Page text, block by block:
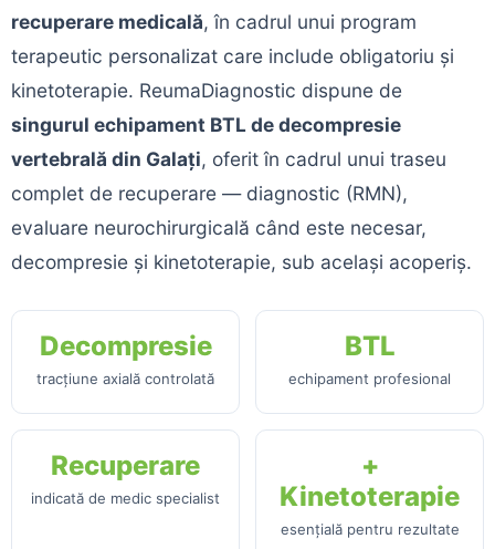
recuperare medicală, în cadrul unui program
terapeutic personalizat care include obligatoriu și
kinetoterapie. ReumaDiagnostic dispune de
singurul echipament BTL de decompresie
vertebrală din Galați, oferit în cadrul unui traseu
complet de recuperare — diagnostic (RMN),
evaluare neurochirurgicală când este necesar,
decompresie și kinetoterapie, sub același acoperiș.
Decompresie
tracțiune axială controlată
BTL
echipament profesional
Recuperare
indicată de medic specialist
+
Kinetoterapie
esențială pentru rezultate